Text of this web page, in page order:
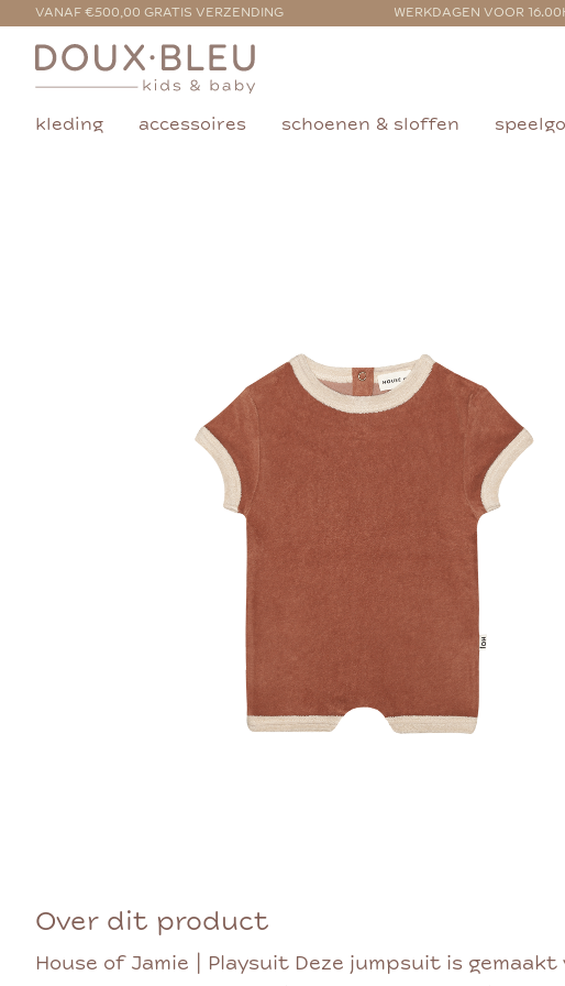
VANAF €500,00 GRATIS VERZENDING WERKDAGEN VOOR
kleding accessoires schoenen & sloffen
Over dit product
House of Jamie | Playsuit Deze jumpsuit is